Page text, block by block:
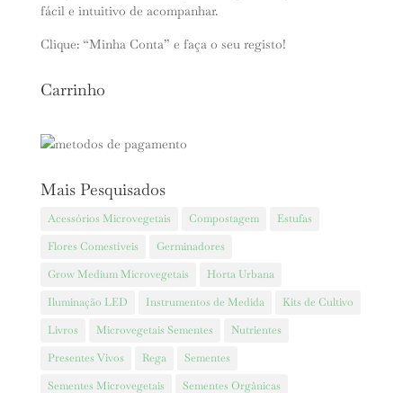
fácil e intuitivo de acompanhar.
Clique: “Minha Conta” e faça o seu registo!
Carrinho
Mais Pesquisados
Acessórios Microvegetais Compostagem
Estufas
Flores Comestíveis
Germinadores
Grow Medium Microvegetais
Horta Urbana
Iluminação LED
Instrumentos de Medida
Kits de Cultivo
Livros
Microvegetais Sementes
Nutrientes
Presentes Vivos
Rega
Sementes
Sementes Microvegetais
Sementes Orgânicas